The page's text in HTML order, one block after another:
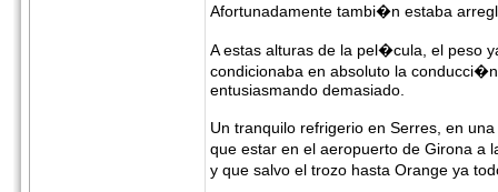
Afortunadamente tambi�n estaba
A estas alturas de la pel�cula, el peso
condicionaba en absoluto la
entusiasmando demasiado.
Un tranquilo refrigerio en Serres, en
que estar en el aeropuerto de Girona a
y que salvo el trozo hasta Orange ya